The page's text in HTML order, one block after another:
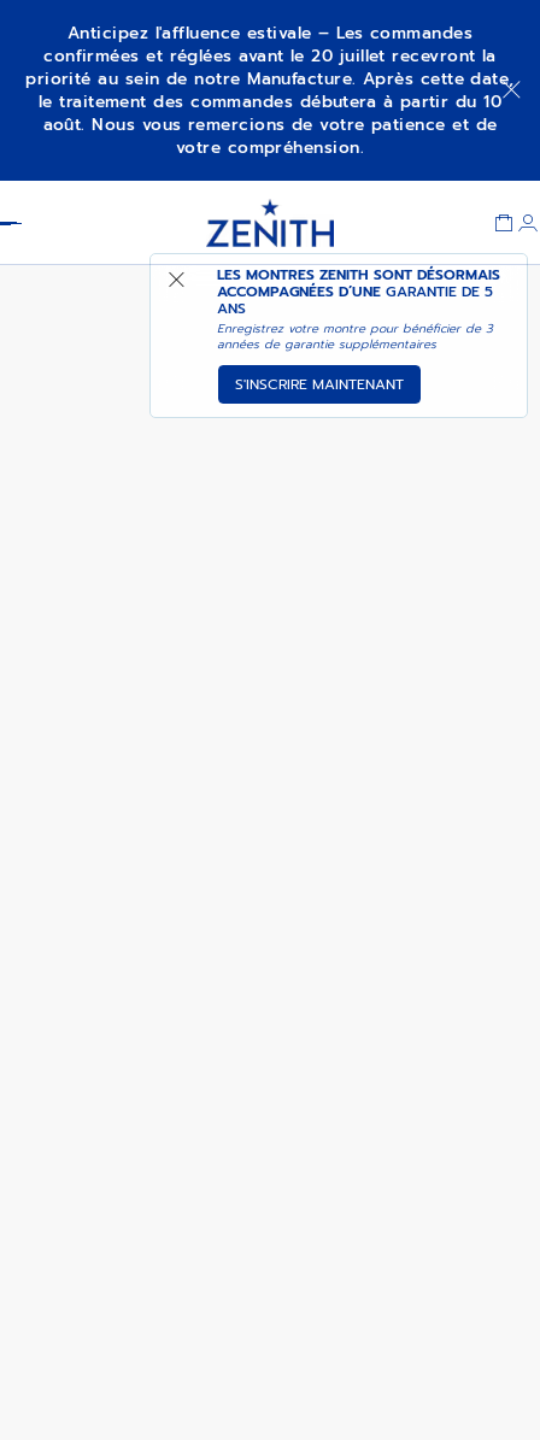
Anticipez l'affluence estivale – Les commandes
confirmées et réglées avant le 20 juillet recevront la
priorité au sein de notre Manufacture. Après cette date,
le traitement des commandes débutera à partir du 10
août. Nous vous remercions de votre patience et de
votre compréhension.
LES MONTRES ZENITH SONT DÉSORMAIS
ACCOMPAGNÉES D’UNEGARANTIE DE 5
ANS
Enregistrez votre montre pour bénéficier de 3
années de garantie supplémentaires
S'INSCRIRE MAINTENANT
ELITE CLASSIC M’ALERTER